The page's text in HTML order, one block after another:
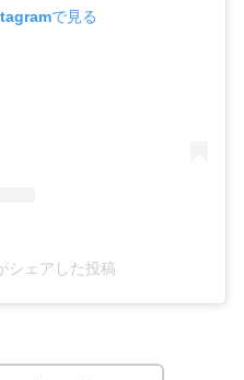
で見る
シェアした投稿